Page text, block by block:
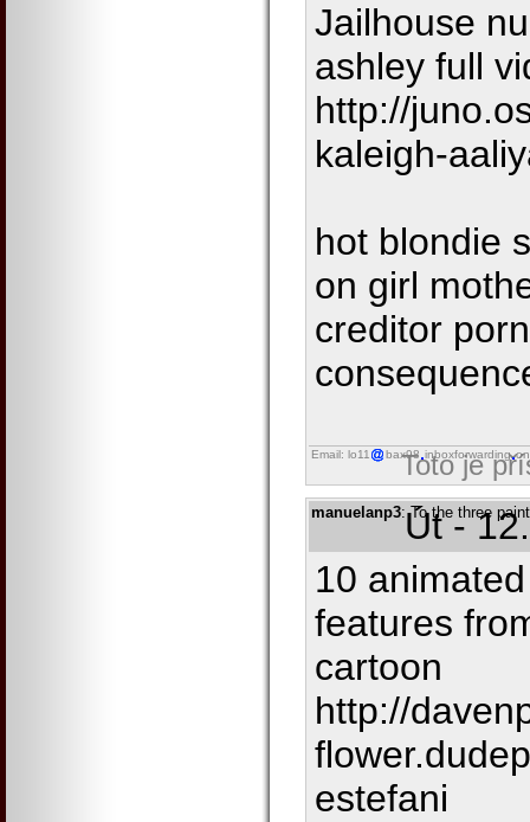
Jailhouse
ashley full
http://
kaleigh-
hot blondie
on girl
creditor
Email: lo11 bax98 inboxforwarding
Toto je
manuelanp3: To the three
Út -
10
features
cartoon
http://
estefani